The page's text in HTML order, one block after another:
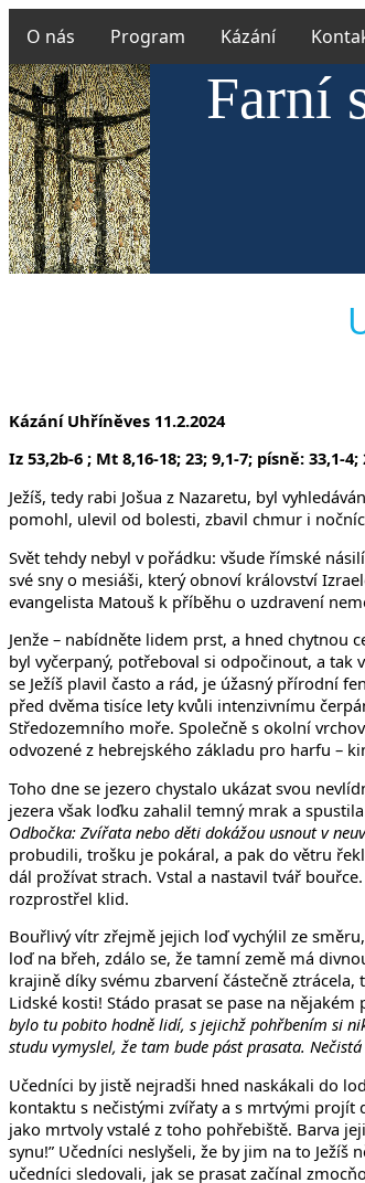
O nás Program Kázání
Farní
Kázání Uhříněves 11.2.2024
Iz 53,2b-6 ; Mt 8,16-18; 23; 9,1-7; písně: 33,1-4;
Ježíš, tedy rabi Jošua z Nazaretu, byl
pomohl, ulevil od bolesti, zbavil chmur i
Svět tehdy nebyl v pořádku: všude římské
své sny o mesiáši, který obnoví království
evangelista Matouš k příběhu o uzdravení
Jenže – nabídněte lidem prst, a hned chytnou
byl vyčerpaný, potřeboval si odpočinout, a
se Ježíš plavil často a rád, je úžasný přírodní
před dvěma tisíce lety kvůli intenzivnímu
Středozemního moře. Společně s okolní
odvozené z hebrejského základu pro harfu –
Toho dne se jezero chystalo ukázat svou
jezera však loďku zahalil temný mrak a
Odbočka: Zvířata nebo děti dokážou usnout v
probudili, trošku je pokáral, a pak do větru
dál prožívat strach. Vstal a nastavil tvář
rozprostřel klid.
Bouřlivý vítr zřejmě jejich loď vychýlil ze
loď na břeh, zdálo se, že tamní země má
krajině díky svému zbarvení částečně
Lidské kosti! Stádo prasat se pase na nějakém
bylo tu pobito hodně lidí, s jejichž pohřbením si
studu vymyslel, že tam bude pást prasata.
Učedníci by jistě nejradši hned naskákali do
kontaktu s nečistými zvířaty a s mrtvými projít
jako mrtvoly vstalé z toho pohřebiště. Barva
synu!” Učedníci neslyšeli, že by jim na to Ježíš
učedníci sledovali, jak se prasat začínal